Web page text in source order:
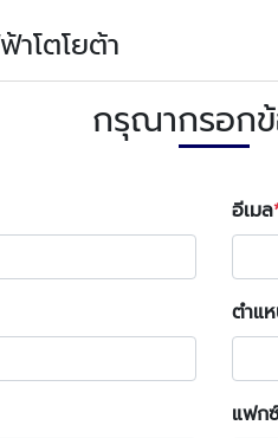
โตโยต้า
กรุณากรอก
อีเมล
ตำแ
แฟกซ์